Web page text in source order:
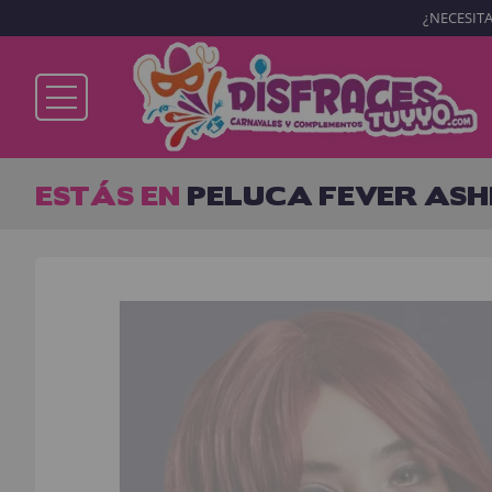
Ya soy cliente
ESTÁS EN PELUCA FEVER